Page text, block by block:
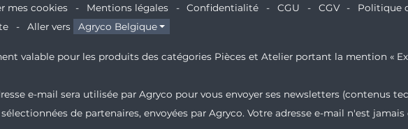
mes cookies Mentions légales Confidentialité CGU CGV Politique
Aller vers Agryco Belgique
valable pour les produits des catégories Pièces et Atelier portant la mention «
e-mail sera utilisée par Agryco pour vous envoyer ses newsletters (contenus
de partenaires, envoyées par Agryco. Votre adresse e-mail n'est